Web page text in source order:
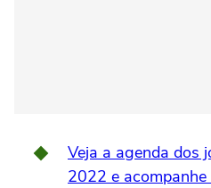
Veja a agenda dos
2022 e